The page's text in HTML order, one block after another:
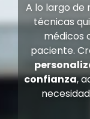
A lo largo
técnicas
médicos
paciente.
confianza,